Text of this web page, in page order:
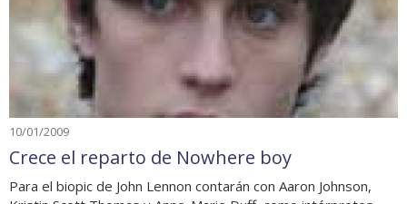
10/01/2009
Crece el reparto de Nowhere boy
Para el biopic de John Lennon contarán con Aaron Johnson,